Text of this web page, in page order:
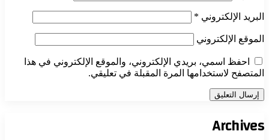
البريد الإلكتروني *
الموقع الإلكتروني
احفظ اسمي، بريدي الإلكتروني، والموقع الإلكتروني في هذا
المتصفح لاستخدامها المرة المقبلة في تعليقي.
Archives